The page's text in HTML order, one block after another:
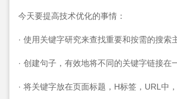
今天要提高技术优化的事情：
· 使用关键字研究来查找重要和按需的搜索
· 创建句子，有效地将不同的关键字链接在
· 将关键字放在页面标题，H标签，URL中